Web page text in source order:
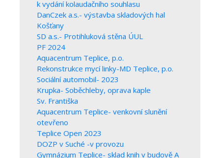
k vydání kolaudačního souhlasu
DanCzek a.s.- výstavba skladových hal
Košťany
SD a.s.- Protihluková stěna ÚUL
PF 2024
Aquacentrum Teplice, p.o.
Rekonstrukce mycí linky-MD Teplice, p.o.
Sociální automobil- 2023
Krupka- Soběchleby, oprava kaple
Sv. Františka
Aquacentrum Teplice- venkovní slunění
otevřeno
Teplice Open 2023
DOZP v Suché -v provozu
Gymnázium Teplice- sklad knih v budově A